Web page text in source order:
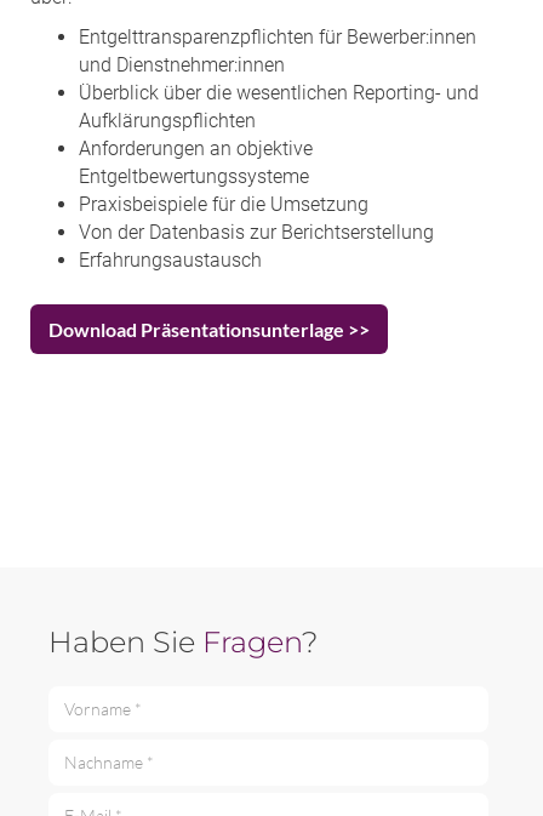
Entgelttransparenzpflichten für Bewerber:innen
und Dienstnehmer:innen
Überblick über die wesentlichen Reporting- und
Aufklärungspflichten
Anforderungen an objektive
Entgeltbewertungssysteme
Praxisbeispiele für die Umsetzung
Von der Datenbasis zur Berichtserstellung
Erfahrungsaustausch
Download Präsentationsunterlage >>
Haben Sie Fragen?